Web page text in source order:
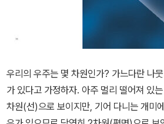
우리의 우주는 몇 차원인가? 가느다란 나뭇가지 위에서만 사는 개미
가 있다고 가정하자. 아주 멀리 떨어져 있
차원(선)으로 보이지만, 기어 다니는 개미